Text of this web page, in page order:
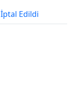
İptal Edildi